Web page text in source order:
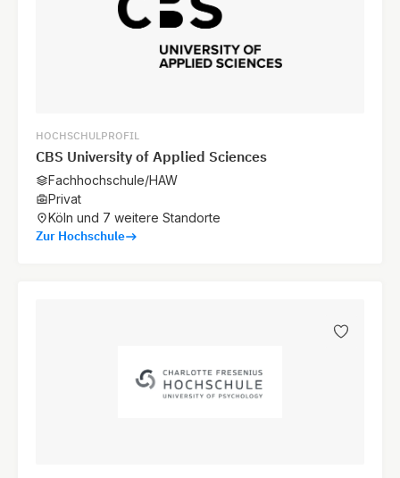
HOCHSCHULPROFIL
CBS University of Applied Sciences
Fachhochschule/HAW
Privat
Köln und 7 weitere Standorte
Zur Hochschule